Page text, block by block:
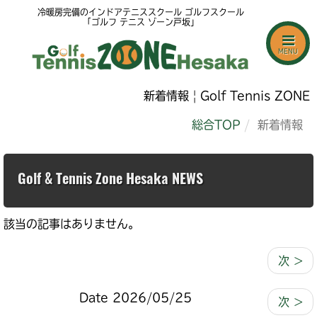
冷暖房完備のインドアテニススクール ゴルフスクール
「ゴルフ テニス ゾーン戸坂」
新着情報 | Golf Tennis ZONE
総合TOP 新着情報
Golf & Tennis Zone Hesaka NEWS
該当の記事はありません。
次 >
次 >
Date 2026/05/25
MENU